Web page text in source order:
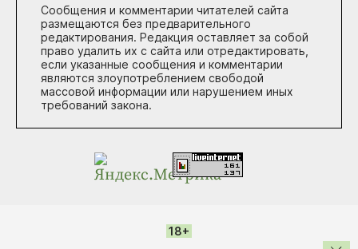
Сообщения и комментарии читателей сайта
размещаются без предварительного
редактирования. Редакция оставляет за собой
право удалить их с сайта или отредактировать,
если указанные сообщения и комментарии
являются злоупотреблением свободой
массовой информации или нарушением иных
требований закона.
18+